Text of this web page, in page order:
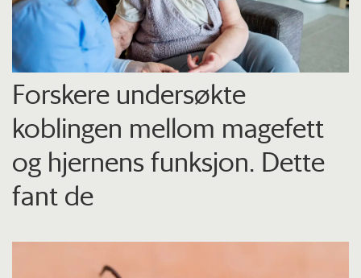
Forskere undersøkte
koblingen mellom magefett
og hjernens funksjon. Dette
fant de